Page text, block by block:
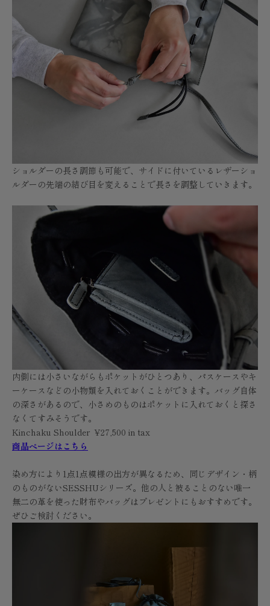
ショルダーの長さ調節も可能で、サイドに付いているレザーショ
ルダーの先端の結び目を変えることで長さを調整していきます。
内側には小さいながらもポケットがひとつあり、パスケースやキ
ーケースなどの小物類を入れておくことができます。バッグ自体
の深さがあるので、小さめのものはポケットに入れておくと探さ
なくてすみそうです。
Kinchaku Shoulder ¥27,500 in tax
商品ページはこちら
染め方により1点1点模様の出方が異なるため、同じデザイン・柄
のものがないSESSHUシリーズ。他の人と被ることのない唯一
無二の革を使った財布やバッグはプレゼントにもおすすめです。
ぜひご検討ください。